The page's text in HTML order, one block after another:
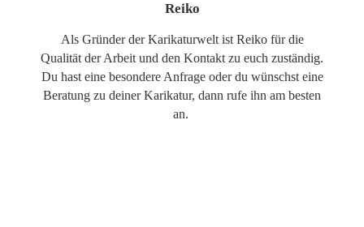
Reiko
Als Gründer der Karikaturwelt ist Reiko für die
Qualität der Arbeit und den Kontakt zu euch zuständig.
Du hast eine besondere Anfrage oder du wünschst eine
Beratung zu deiner Karikatur, dann rufe ihn am besten
an.